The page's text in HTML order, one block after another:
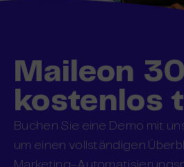
Maileon
kostenlos
Buchen Sie eine Demo mit
um einen vollständigen